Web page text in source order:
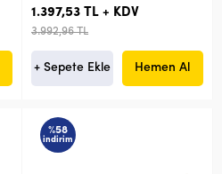
1.397,53 TL + KDV
3.992,96 TL
+ Sepete Ekle Hemen Al
%58
indirim